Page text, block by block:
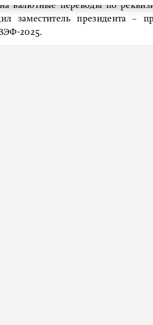
валютные переводы по
заместитель президента –
2025.